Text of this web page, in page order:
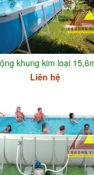
khung kim loại
Liên hệ